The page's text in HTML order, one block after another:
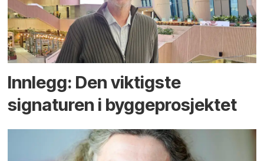
Innlegg: Den viktigste
signaturen i bygge­­prosjektet